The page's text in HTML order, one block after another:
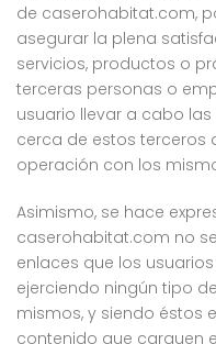
de caserohabitat.com,
asegurar la plena
servicios, productos o
terceras personas o
usuario llevar a cabo
cerca de estos terceros
operación con los
Asimismo, se hace
caserohabitat.com no
enlaces que los
ejerciendo ningún tipo
mismos, y siendo éstos
contenido que carguen